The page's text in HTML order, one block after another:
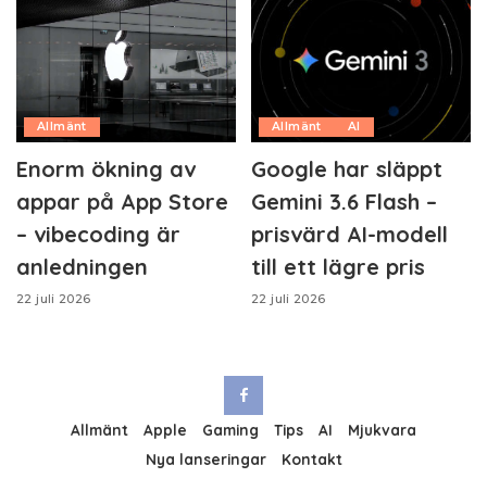
Allmänt
Enorm ökning av
appar på App Store
– vibecoding är
anledningen
22 juli 2026
Allmänt AI
Google har släppt
Gemini 3.6 Flash –
prisvärd AI-modell
till ett lägre pris
22 juli 2026
Allmänt Apple Gaming Tips AI
Mjukvara
Nya lanseringar
Kontakt